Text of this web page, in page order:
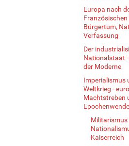
Europa nach
Bürgertum,
Verfassung
Der
Nationalstaat
der Moderne
Imperialismus
Weltkrieg -
Machtstreben
Epochenwende
Militarismus
Kaiserreich